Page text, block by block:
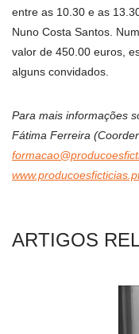
entre as 10.30 e as
Nuno Costa Santos.
valor de 450.00 euros,
alguns convidados.
Para mais informações
Fátima Ferreira
ARTIGOS